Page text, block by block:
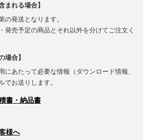
まれる場合】
の発送となります。
発売予定の商品とそれ以外を分けてご注文く
場合】
にあたって必要な情報（ダウンロード情報、
でお送りします。
書・納品書
様へ